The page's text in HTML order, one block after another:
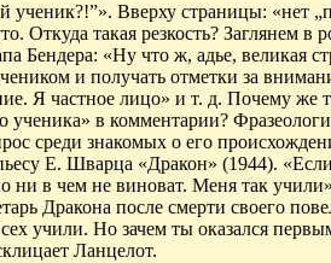
ученик?!”». Вверху страницы: «нет
Откуда такая резкость? Заглянем в
Бендера: «Ну что ж, адье, великая
и получать отметки за
Я частное лицо» и т. д. Почему же
ученика» в комментарии?
среди знакомых о его
Е. Шварца «Дракон» (1944).
ни в чем не виноват. Меня так
Дракона после смерти своего
учили. Но зачем ты оказался
Ланцелот.